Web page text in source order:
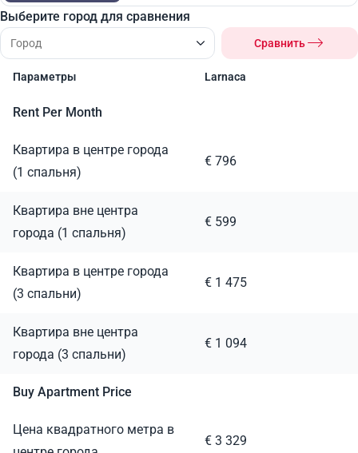
Выберите город для сравнения
Сравнить
Параметры Larnaca
Rent Per Month
Квартира в центре города
(1 спальня)
€ 796
Квартира вне центра
города (1 спальня)
€ 599
Квартира в центре города
(3 спальни)
€ 1 475
Квартира вне центра
города (3 спальни)
€ 1 094
Buy Apartment Price
Цена квадратного метра в
€ 3 329